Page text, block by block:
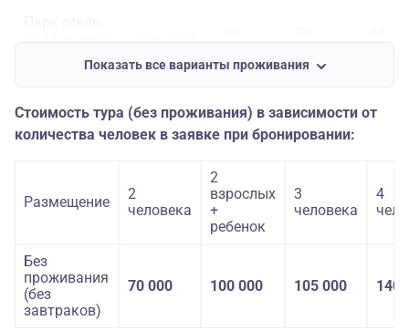
Камелия 3*
Показать все варианты проживания
Стоимость тура (без проживания) в зависимости от
количества человек в заявке при бронировании:
Размещение
2
человека
2
взрослых
+
ребенок
3
человека
4
Без
проживания
(без
завтраков)
70 000 100 000 105 000 140